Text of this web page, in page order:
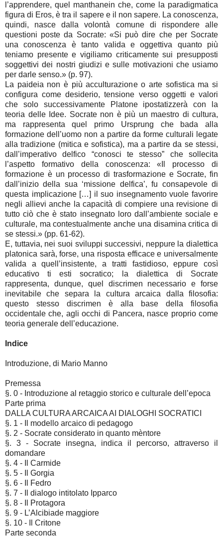
l’apprendere, quel manthanein che, come la paradigmatica
figura di Eros, è tra il sapere e il non sapere. La conoscenza,
quindi, nasce dalla volontà comune di rispondere alle
questioni poste da Socrate: «Si può dire che per Socrate
una conoscenza è tanto valida e oggettiva quanto più
teniamo presente e vigiliamo criticamente sui presupposti
soggettivi dei nostri giudizi e sulle motivazioni che usiamo
per darle senso.» (p. 97).
La paideia non è più acculturazione o arte sofistica ma si
configura come desiderio, tensione verso oggetti e valori
che solo successivamente Platone ipostatizzerà con la
teoria delle Idee. Socrate non è più un maestro di cultura,
ma rappresenta quel primo Ursprung che bada alla
formazione dell’uomo non a partire da forme culturali legate
alla tradizione (mitica e sofistica), ma a partire da se stessi,
dall’imperativo delfico “conosci te stesso” che sollecita
l’aspetto formativo della conoscenza: «Il processo di
formazione è un processo di trasformazione e Socrate, fin
dall’inizio della sua ‘missione delfica’, fu consapevole di
questa implicazione […] il suo insegnamento vuole favorire
negli allievi anche la capacità di compiere una revisione di
tutto ciò che è stato insegnato loro dall’ambiente sociale e
culturale, ma contestualmente anche una disamina critica di
se stessi.» (pp. 61-62).
E, tuttavia, nei suoi sviluppi successivi, neppure la dialettica
platonica sarà, forse, una risposta efficace e universalmente
valida a quell’insistente, a tratti fastidioso, eppure così
educativo ti esti socratico; la dialettica di Socrate
rappresenta, dunque, quel discrimen necessario e forse
inevitabile che separa la cultura arcaica dalla filosofia:
questo stesso discrimen è alla base della filosofia
occidentale che, agli occhi di Pancera, nasce proprio come
teoria generale dell’educazione.
Indice
Introduzione, di Mario Manno
Premessa
§. 0 - Introduzione al retaggio storico e culturale dell’epoca
Parte prima
DALLA CULTURA ARCAICA AI DIALOGHI SOCRATICI
§. 1 - Il modello arcaico di pedagogo
§. 2 - Socrate considerato in quanto mèntore
§. 3 - Socrate insegna, indica il percorso, attraverso il
domandare
§. 4 - Il Carmide
§. 5 - Il Gorgia
§. 6 - Il Fedro
§. 7 - Il dialogo intitolato Ipparco
§. 8 - Il Protagora
§. 9 - L’Alcibiade maggiore
§. 10 - Il Critone
Parte seconda